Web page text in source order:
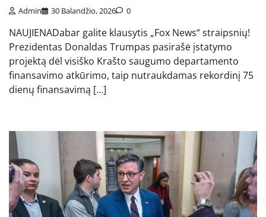
Admin 30 Balandžio, 2026 0
NAUJIENADabar galite klausytis „Fox News“ straipsnių!
Prezidentas Donaldas Trumpas pasirašė įstatymo
projektą dėl visiško Krašto saugumo departamento
finansavimo atkūrimo, taip nutraukdamas rekordinį 75
dienų finansavimą […]